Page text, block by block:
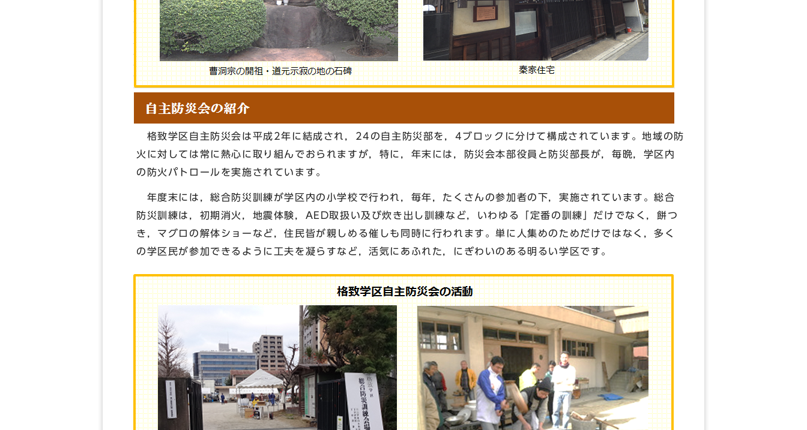
格致学区自主防災会は平成2年に結成され，24の自主防災部を，4ブロックに分けて構成されています。地域の防
火に対しては常に熱心に取り組んでおられますが，特に，年末には，防災会本部役員と防災部長が，毎晩，学区内
の防火パトロールを実施されています。
年度末には，総合防災訓練が学区内の小学校で行われ，毎年，たくさんの参加者の下，実施されています。総合
防災訓練は，初期消火，地震体験，AED取扱い及び炊き出し訓練など，いわゆる「定番の訓練」だけでなく，餅つ
き，マグロの解体ショーなど，住民皆が親しめる催しも同時に行われます。単に人集めのためだけではなく，多く
の学区民が参加できるように工夫を凝らすなど，活気にあふれた，にぎわいのある明るい学区です。